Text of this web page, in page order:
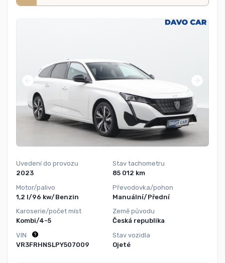
Uvedení do provozu
2023
Motor/palivo
1,2 l/96 kw/Benzin
Karoserie/počet míst
Kombi/4-5
Stav tachometru
85 012 km
Převodovka/pohon
Manuální/Přední
Země původu
Česká republika
VIN
VR3FRHNSLPY507009
Stav vozidla
Ojeté